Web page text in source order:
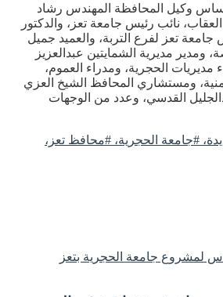
وكيل المحافظة المهندس رشاد
نائب رئيس جامعة تعز، والدكتور
جامعة تعز لفرع التربة، والعميد جميل
ومدير مديرية الشمايتين عبدالعزيز
مديريات الحجرية، ومدراء العموم،
ومستشاري المحافظ الشيخ العزي
القدسي، وعدد من الوجهات
#جامعة الحجرية، #محافظ تعز،